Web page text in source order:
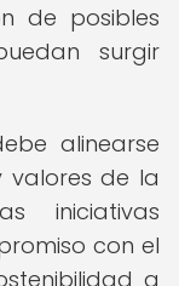
de posibles
surgir
alinearse
valores de la
iniciativas
con el
a